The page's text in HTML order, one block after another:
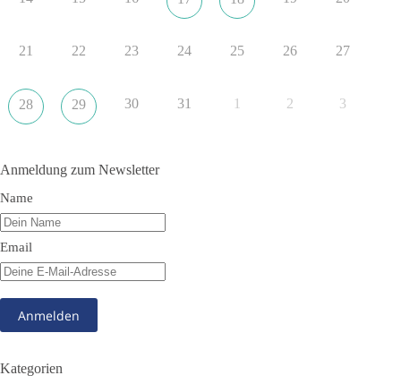
„Plandemie-Logik Reloaded“
Sie sagten immer und immer wieder: „Nur die Impfung rettet
Wir sagen heute: Die politischen Ansagen hätten fast mehr
Menschen umgebracht als das Virus selbst.
👉 Teile diesen Beitrag, bevor die nächste Staffel wieder so
🤝 Jetzt Mitglied werden:
#dieBasis #Meme #Plandemie
21 22 23 24 25 26 27
28 29 30 31 1 2 3
Anmeldung zum Newsletter
Name
Email
Kategorien